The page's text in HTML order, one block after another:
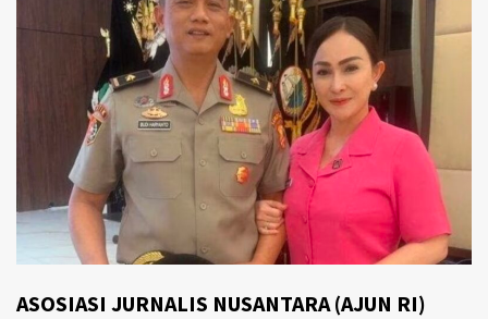
ASOSIASI JURNALIS NUSANTARA (AJUN RI)